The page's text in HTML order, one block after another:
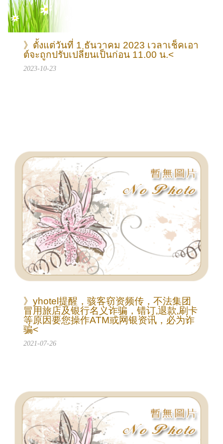
》ตั้งแต่วันที่ 1 ธันวาคม 2023 เวลาเช็คเอา
ต์จะถูกปรับเปลี่ยนเป็นก่อน 11.00 น.<
2023-10-23
》yhotel提醒，骇客窃资频传，不法集团
冒用旅店及银行名义诈骗，错订‚退款‚刷卡
等原因要您操作ATM或网银资讯，必为诈
骗<
2021-07-26